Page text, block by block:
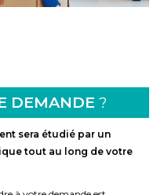
DEMANDE ?
sera étudié par un
tout au long de votre